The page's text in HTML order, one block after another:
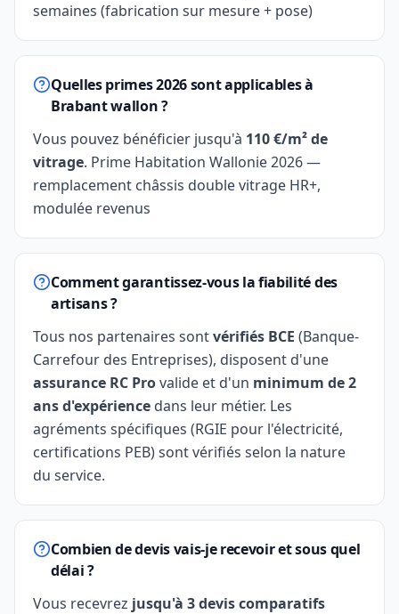
semaines (fabrication sur mesure + pose)
Quelles primes 2026 sont applicables à
Brabant wallon ?
Vous pouvez bénéficier jusqu'à 110 €/m² de
vitrage. Prime Habitation Wallonie 2026 —
remplacement châssis double vitrage HR+,
modulée revenus
Comment garantissez-vous la fiabilité des
artisans ?
Tous nos partenaires sontvérifiés BCE (Banque-
Carrefour des Entreprises), disposent d'une
assurance RC Provalide et d'un minimum de 2
ans d'expérience dans leur métier. Les
agréments spécifiques (RGIE pour l'électricité,
certifications PEB) sont vérifiés selon la nature
du service.
Combien de devis vais-je recevoir et sous quel
délai ?
Vous recevrez jusqu'à 3 devis comparatifs